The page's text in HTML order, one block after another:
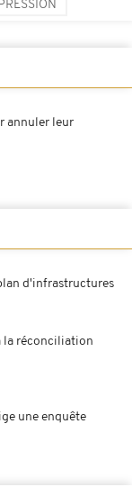
annuler leur
d'infrastructures
la réconciliation
une enquête